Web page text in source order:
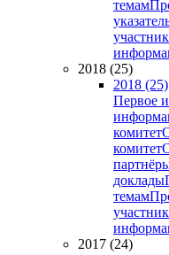
темам
2018 (25)
2018 (25)
Первое
комитет
комитет
доклады
темам
2017 (24)